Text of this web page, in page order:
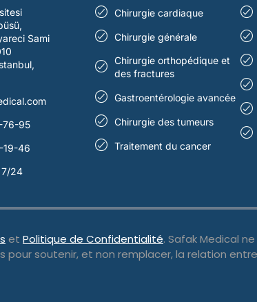
Sami
76-95
19-46
7/24
Chirurgie cardiaque
Chirurgie générale
Chirurgie orthopédique et
des fractures
Gastroentérologie avancée
Chirurgie des tumeurs
Traitement du cancer
et Politique de Confidentialité. Safak Medical
pour soutenir, et non remplacer, la relation